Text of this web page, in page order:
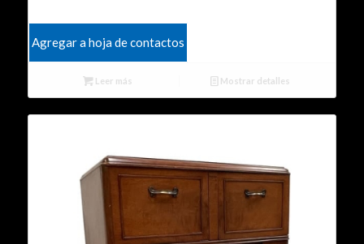
Agregar a hoja de contactos
Leer más Mostrar detalles